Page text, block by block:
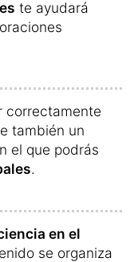
te ayudará
correctamente
también un
el que podrás
.
en el
se organiza